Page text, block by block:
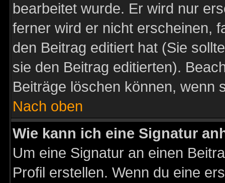
bearbeitet wurde. Er wird nur
ferner wird er nicht erscheinen,
den Beitrag editiert hat (Sie
sie den Beitrag editierten).
Beiträge löschen können, wenn
Nach oben
Wie kann ich eine Signatur
Um eine Signatur an einen
Profil erstellen. Wenn du eine